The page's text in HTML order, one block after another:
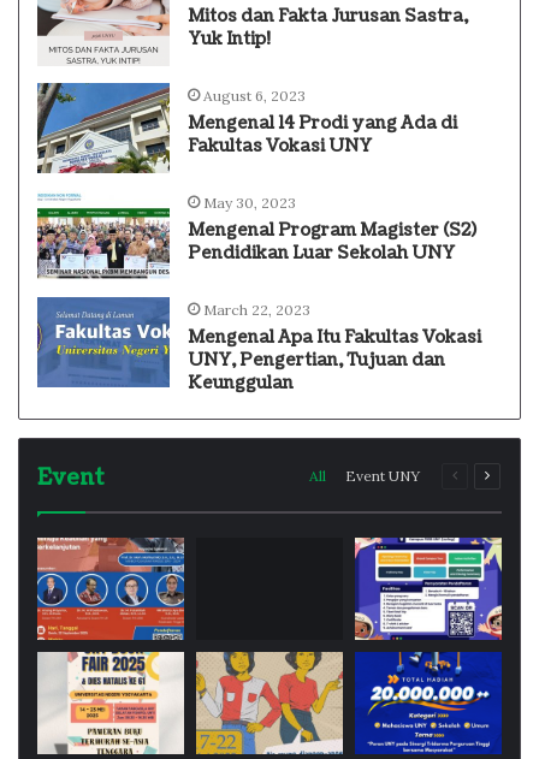
Mitos dan Fakta Jurusan Sastra,
Yuk Intip!
August 6, 2023
Mengenal 14 Prodi yang Ada di
Fakultas Vokasi UNY
May 30, 2023
Mengenal Program Magister (S2)
Pendidikan Luar Sekolah UNY
March 22, 2023
Mengenal Apa Itu Fakultas Vokasi
UNY, Pengertian, Tujuan dan
Keunggulan
Event All Event UNY
Previous
Next